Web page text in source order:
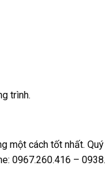
trình.
một cách tốt nhất.
0967.260.416 –